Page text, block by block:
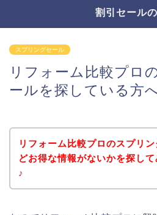
割引セール
スプリングセール
リフォーム比較プロ
ールを探している方
リフォーム比較プロのスプリ
どお得な情報がないかを探して
♪